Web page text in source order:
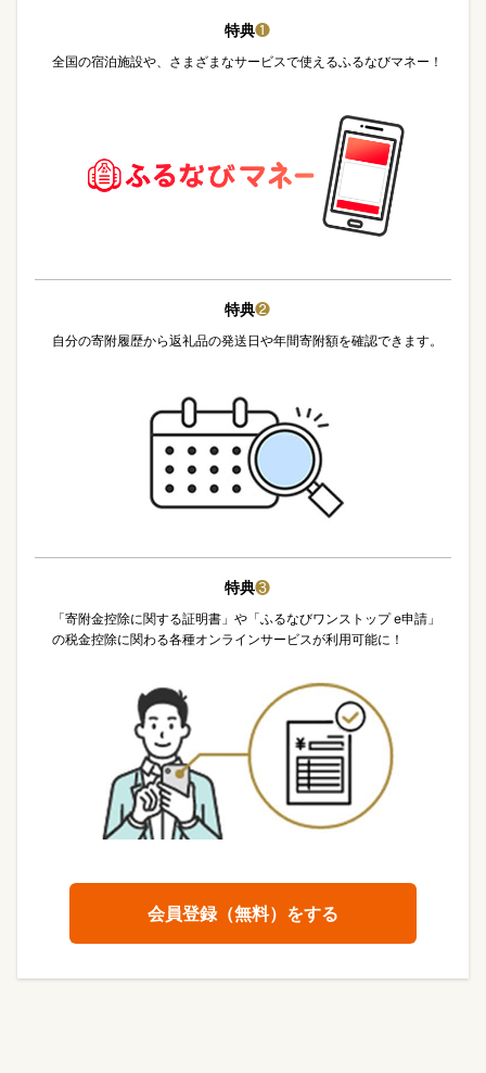
特典❶
全国の宿泊施設や、さまざまなサービスで使えるふるなびマネー！
特典❷
自分の寄附履歴から返礼品の発送日や年間寄附額を確認できます。
特典❸
「寄附金控除に関する証明書」や「ふるなびワンストップ e申請」
の税金控除に関わる各種オンラインサービスが利用可能に！
会員登録（無料）をする